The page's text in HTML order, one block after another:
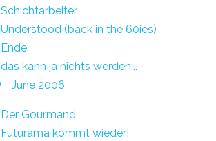
Schichtarbeiter
Understood (back in the 60ies)
Ende
das kann ja nichts werden...
June 2006
Der Gourmand
Futurama kommt wieder!